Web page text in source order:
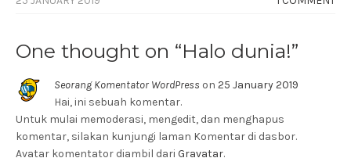
One thought on “Halo dunia!”
Seorang Komentator WordPress on 25 January 2019
Hai, ini sebuah komentar.
Untuk mulai memoderasi, mengedit, dan menghapus
komentar, silakan kunjungi laman Komentar di dasbor.
Avatar komentator diambil dari Gravatar.